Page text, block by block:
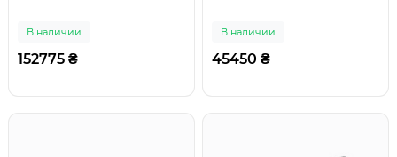
В наличии
152775 ₴
В наличии
45450 ₴